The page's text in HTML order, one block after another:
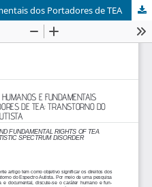
dos Portadores de TEA